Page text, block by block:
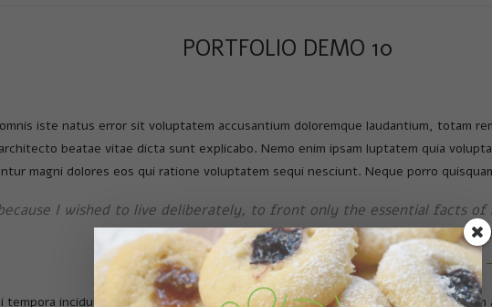
PORTFOLIO DEMO 10
iste natus error sit voluptatem accusantium doloremque laudantium, totam
beatae vitae dicta sunt explicabo. Nemo enim ipsam luptatem quia
magni dolores eos qui ratione voluptatem sequi nesciunt. Neque porro
I wished to live deliberately, to front only the essential facts
what it had to teach, and not, when I came to
tempora incidunt ut labore et dolore magnam aliquam quaerat voluptatem. Ut